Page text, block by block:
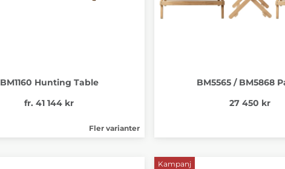
BM1160 Hunting Table
fr. 41 144 kr
Fler varianter
BM5565 / BM5868
27 450 kr
Kampanj